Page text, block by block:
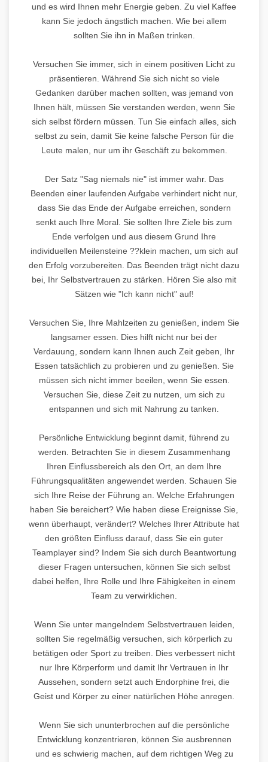
und es wird Ihnen mehr Energie geben. Zu viel Kaffee
kann Sie jedoch ängstlich machen. Wie bei allem
sollten Sie ihn in Maßen trinken.
Versuchen Sie immer, sich in einem positiven Licht zu
präsentieren. Während Sie sich nicht so viele
Gedanken darüber machen sollten, was jemand von
Ihnen hält, müssen Sie verstanden werden, wenn Sie
sich selbst fördern müssen. Tun Sie einfach alles, sich
selbst zu sein, damit Sie keine falsche Person für die
Leute malen, nur um ihr Geschäft zu bekommen.
Der Satz "Sag niemals nie" ist immer wahr. Das
Beenden einer laufenden Aufgabe verhindert nicht nur,
dass Sie das Ende der Aufgabe erreichen, sondern
senkt auch Ihre Moral. Sie sollten Ihre Ziele bis zum
Ende verfolgen und aus diesem Grund Ihre
individuellen Meilensteine ??klein machen, um sich auf
den Erfolg vorzubereiten. Das Beenden trägt nicht dazu
bei, Ihr Selbstvertrauen zu stärken. Hören Sie also mit
Sätzen wie "Ich kann nicht" auf!
Versuchen Sie, Ihre Mahlzeiten zu genießen, indem Sie
langsamer essen. Dies hilft nicht nur bei der
Verdauung, sondern kann Ihnen auch Zeit geben, Ihr
Essen tatsächlich zu probieren und zu genießen. Sie
müssen sich nicht immer beeilen, wenn Sie essen.
Versuchen Sie, diese Zeit zu nutzen, um sich zu
entspannen und sich mit Nahrung zu tanken.
Persönliche Entwicklung beginnt damit, führend zu
werden. Betrachten Sie in diesem Zusammenhang
Ihren Einflussbereich als den Ort, an dem Ihre
Führungsqualitäten angewendet werden. Schauen Sie
sich Ihre Reise der Führung an. Welche Erfahrungen
haben Sie bereichert? Wie haben diese Ereignisse Sie,
wenn überhaupt, verändert? Welches Ihrer Attribute hat
den größten Einfluss darauf, dass Sie ein guter
Teamplayer sind? Indem Sie sich durch Beantwortung
dieser Fragen untersuchen, können Sie sich selbst
dabei helfen, Ihre Rolle und Ihre Fähigkeiten in einem
Team zu verwirklichen.
Wenn Sie unter mangelndem Selbstvertrauen leiden,
sollten Sie regelmäßig versuchen, sich körperlich zu
betätigen oder Sport zu treiben. Dies verbessert nicht
nur Ihre Körperform und damit Ihr Vertrauen in Ihr
Aussehen, sondern setzt auch Endorphine frei, die
Geist und Körper zu einer natürlichen Höhe anregen.
Wenn Sie sich ununterbrochen auf die persönliche
Entwicklung konzentrieren, können Sie ausbrennen
und es schwierig machen, auf dem richtigen Weg zu